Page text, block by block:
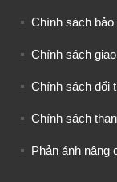
Chính sách bảo
Chính sách
Chính sách đổi
Chính sách
Phản ánh nâng